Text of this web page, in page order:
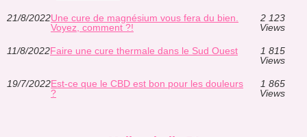
21/8/2022Une cure de magnésium vous fera du bien.
Voyez, comment ?!
2 123
Views
11/8/2022Faire une cure thermale dans le Sud Ouest
1 815
Views
19/7/2022Est-ce que le CBD est bon pour les douleurs
?
1 865
Views